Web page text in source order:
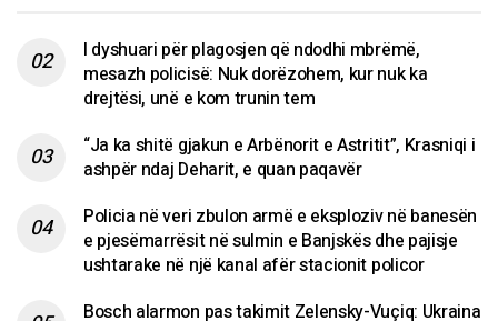
I dyshuari për plagosjen që ndodhi mbrëmë,
mesazh policisë: Nuk dorëzohem, kur nuk ka
drejtësi, unë e kom trunin tem
“Ja ka shitë gjakun e Arbënorit e Astritit”, Krasniqi i
ashpër ndaj Deharit, e quan paqavër
Policia në veri zbulon armë e eksploziv në banesën
e pjesëmarrësit në sulmin e Banjskës dhe pajisje
ushtarake në një kanal afër stacionit policor
Bosch alarmon pas takimit Zelensky-Vuçiq: Ukraina